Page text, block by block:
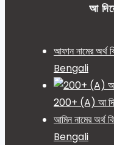
আ
আফান নামের
Bengali
200+ (A) আ
আমিন নামের
Bengali